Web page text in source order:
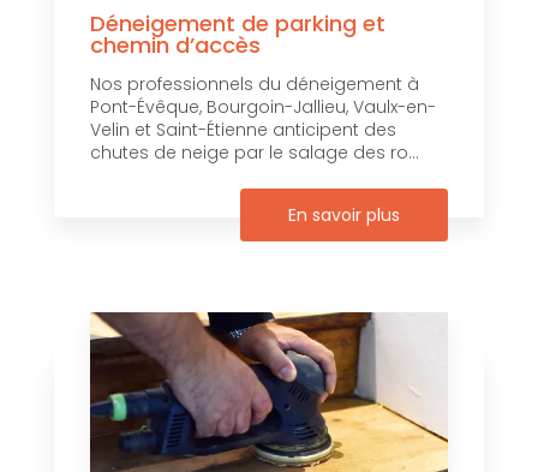
Déneigement de parking et
chemin d’accès
Nos professionnels du déneigement à
Pont-Évêque, Bourgoin-Jallieu, Vaulx-en-
Velin et Saint-Étienne anticipent des
chutes de neige par le salage des ro...
En savoir plus